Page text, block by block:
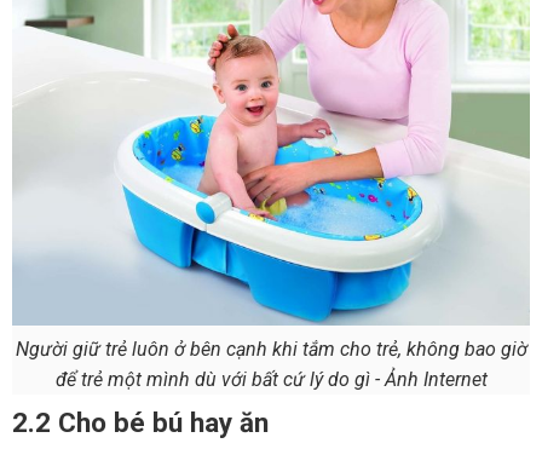
Người giữ trẻ luôn ở bên cạnh khi tắm cho trẻ, không bao giờ
để trẻ một mình dù với bất cứ lý do gì - Ảnh Internet
2.2 Cho bé bú hay ăn